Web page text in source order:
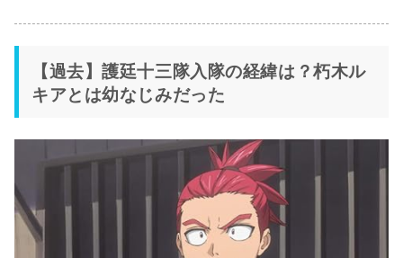
【過去】護廷十三隊入隊の経緯は？朽木ル
キアとは幼なじみだった